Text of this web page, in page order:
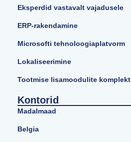
Eksperdid vastavalt vajadusele
ERP-rakendamine
Microsofti tehnoloogiaplatvorm
Lokaliseerimine
Tootmise lisamoodulite komplekt
Kontorid
Madalmaad
Belgia